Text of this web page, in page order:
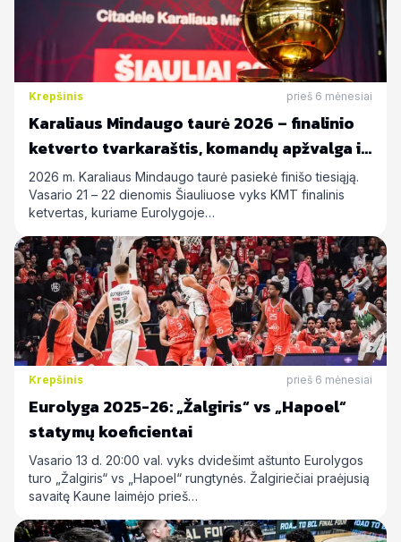
Krepšinis prieš 6 mėnesiai
Karaliaus Mindaugo taurė 2026 – finalinio
ketverto tvarkaraštis, komandų apžvalga ir
statymų prognozės
2026 m. Karaliaus Mindaugo taurė pasiekė finišo tiesiąją.
Vasario 21 – 22 dienomis Šiauliuose vyks KMT finalinis
ketvertas, kuriame Eurolygoje…
Krepšinis prieš 6 mėnesiai
Eurolyga 2025-26: „Žalgiris“ vs „Hapoel“
statymų koeficientai
Vasario 13 d. 20:00 val. vyks dvidešimt aštunto Eurolygos
turo „Žalgiris“ vs „Hapoel“ rungtynės. Žalgiriečiai praėjusią
savaitę Kaune laimėjo prieš…